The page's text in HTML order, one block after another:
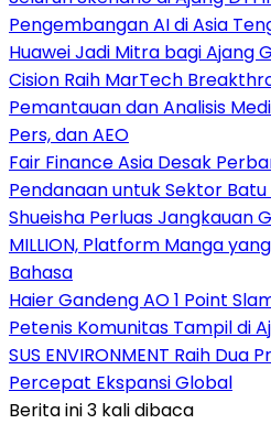
Pengembangan AI di Asia
Huawei Jadi Mitra bagi Ajang
Cision Raih MarTech
Pemantauan dan Analisis
Pers, dan AEO
Fair Finance Asia Desak
Pendanaan untuk Sektor Batu
Shueisha Perluas Jangkauan
MILLION, Platform Manga
Bahasa
Haier Gandeng AO 1 Point
Petenis Komunitas Tampil di
SUS ENVIRONMENT Raih Dua
Percepat Ekspansi Global
Berita ini 3 kali dibaca